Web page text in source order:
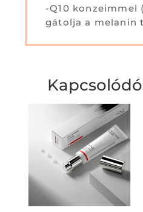
-Q10 konzeimmel
gátolja a melanin